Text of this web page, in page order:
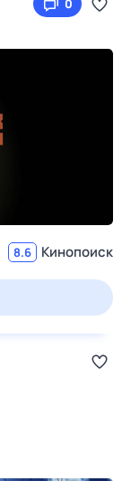
0
8.6 Кинопоиск